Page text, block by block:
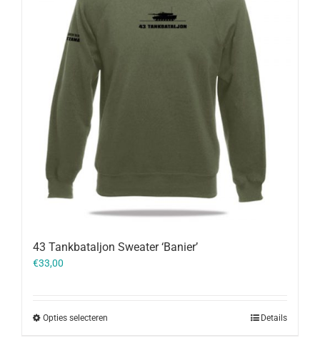
43 Tankbataljon Sweater ‘Banier’
€33,00
Opties selecteren Details